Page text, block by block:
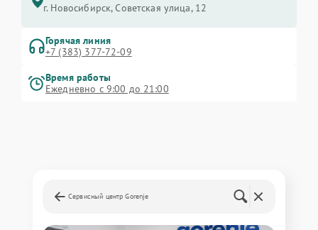
г. Новосибирск, Советская улица, 12
Горячая линия
+7 (383) 377-72-09
Время работы
Ежедневно с 9:00 до 21:00
Сервисный центр Gorenje